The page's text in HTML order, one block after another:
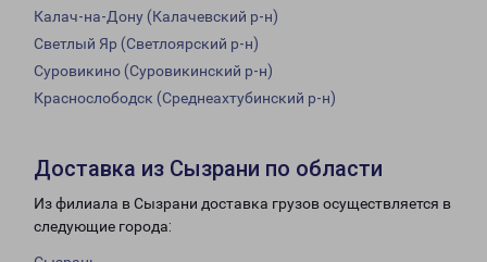
Калач-на-Дону (Калачевский р-н)
Светлый Яр (Светлоярский р-н)
Суровикино (Суровикинский р-н)
Краснослободск (Среднеахтубинский р-н)
Доставка из Сызрани по области
Из филиала в Сызрани доставка грузов осуществляется в
следующие города: